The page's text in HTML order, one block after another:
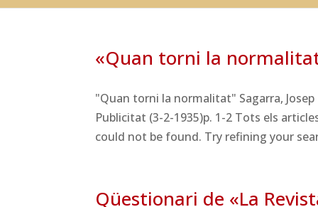
«Quan torni la
"Quan torni la normalitat" Sagarra,
Publicitat (3-2-1935)p. 1-2 Tots els
could not be found. Try refining your
Qüestionari de «La